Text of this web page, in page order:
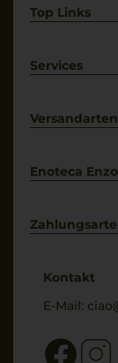
Top Links
Weißwein
Services
Kontakt
Versandarten
Enoteca Enzo
Bewertungs-
Kontakt
E-Mail: